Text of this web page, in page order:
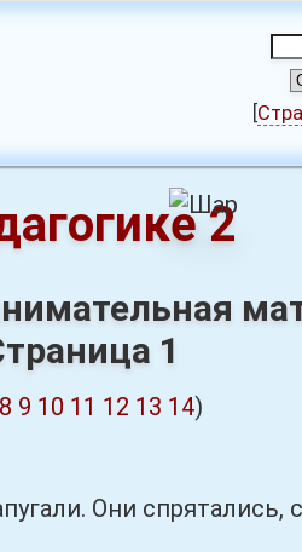
[
2
1
8 9 10 11 12 13 14)
Они спрятались,